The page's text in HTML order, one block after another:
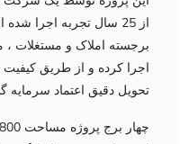
از 25 سال تجربه اجرا
برجسته املاک و مستغلات
اجرا کرده و از طریق
تحویل دقیق اعتماد